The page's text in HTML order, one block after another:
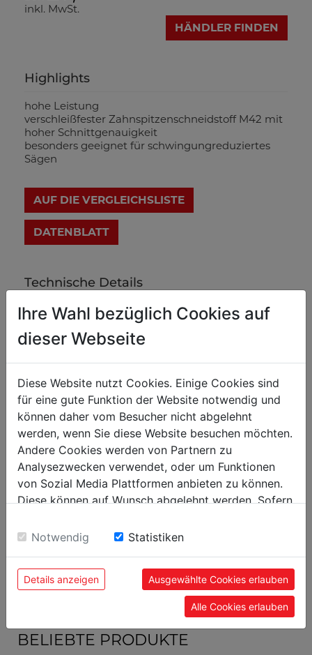
inkl. MwSt.
HÄNDLER FINDEN
Highlights
hohe Leistung
verschleißfester Zahnspitzenschneidstoff M42 mit
hoher Schnittgenauigkeit
besonders geeignet für schwingungreduziertes
Sägen
AUF DIE VERGLEICHSLISTE
DATENBLATT
Technische Details
Gewicht
Bruttogewicht in kg
0.12
Versandmaße
Verpackungshöhe in mm
Verpackungsbreite in mm
500
Verpackungslänge in mm
1.000
Allgemeine Daten
EAN Code
9120039904511
BELIEBTE PRODUKTE
Ihre Wahl bezüglich Cookies auf
dieser Webseite
Diese Website nutzt Cookies. Einige Cookies sind
für eine gute Funktion der Website notwendig und
können daher vom Besucher nicht abgelehnt
werden, wenn Sie diese Website besuchen möchten.
Andere Cookies werden von Partnern zu
Analysezwecken verwendet, oder um Funktionen
von Sozial Media Plattformen anbieten zu können.
Diese können auf Wunsch abgelehnt werden. Sofern
Einwilligung zu unseren Cookies.
Notwendig Statistiken
Details anzeigen Ausgewählte Cookies erlauben
Alle Cookies erlauben